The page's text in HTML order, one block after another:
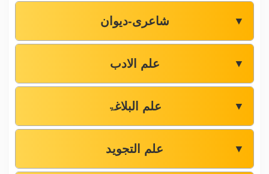
شاعری-دیوان ▼
علم الادب ▼
علم البلاغۃ ▼
علم التجوید ▼